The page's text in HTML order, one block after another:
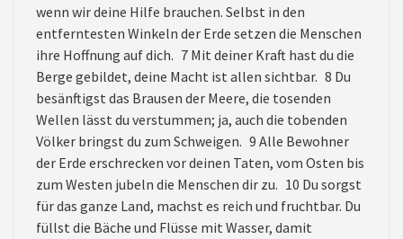
wenn wir deine Hilfe brauchen. Selbst in den
entferntesten Winkeln der Erde setzen die Menschen
ihre Hoffnung auf dich. 7 Mit deiner Kraft hast du die
Berge gebildet, deine Macht ist allen sichtbar. 8 Du
besänftigst das Brausen der Meere, die tosenden
Wellen lässt du verstummen; ja, auch die tobenden
Völker bringst du zum Schweigen. 9 Alle Bewohner
der Erde erschrecken vor deinen Taten, vom Osten bis
zum Westen jubeln die Menschen dir zu. 10 Du sorgst
für das ganze Land, machst es reich und fruchtbar. Du
füllst die Bäche und Flüsse mit Wasser, damit